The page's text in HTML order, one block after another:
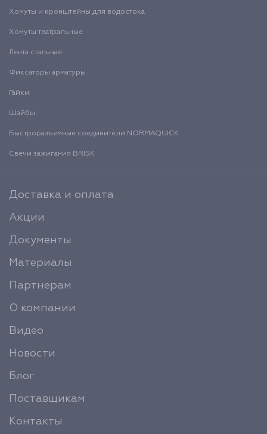
Хомуты и кронштейны для водостока
Хомуты театральные
Лента стальная
Фиксаторы арматуры
Гайки
Шайбы
Быстроразъемные соединители NORMAQUICK
Свечи зажигания BRISK
Доставка и оплата
Акции
Документы
Материалы
Партнерам
О компании
Видео
Новости
Блог
Поставщикам
Контакты